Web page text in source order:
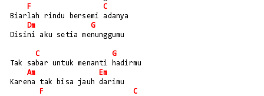
F
C
Biarlah rindu bersemi adanya
Dm
G
Disini aku setia menunggumu
C
G
Tak sabar untuk menanti hadirmu
Am
Em
Karena tak bisa jauh darimu
F
C